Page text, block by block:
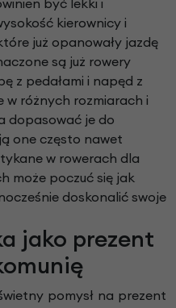
być lekki i
kierownicy i
już opanowały jazdę
są już rowery
z pedałami i napęd z
w różnych rozmiarach i
dopasować je do
one często nawet
w rowerach dla
może poczuć się jak
doskonalić swoje
jako prezent
pomysł na prezent